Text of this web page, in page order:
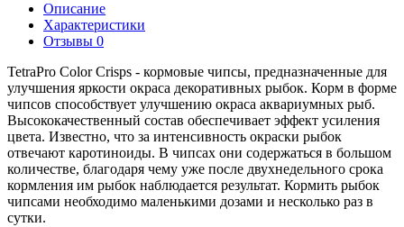
Описание
Характеристики
Отзывы 0
TetraPro Color Crisps - кормовые чипсы, предназначенные для
улучшения яркости окраса декоративных рыбок. Корм в форме
чипсов способствует улучшению окраса аквариумных рыб.
Высококачественный состав обеспечивает эффект усиления
цвета. Известно, что за интенсивность окраски рыбок
отвечают каротиноиды. В чипсах они содержаться в большом
количестве, благодаря чему уже после двухнедельного срока
кормления им рыбок наблюдается результат. Кормить рыбок
чипсами необходимо маленькими дозами и несколько раз в
сутки.